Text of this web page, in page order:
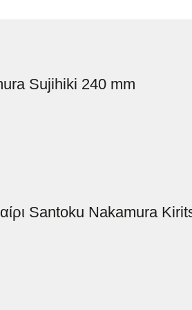
Sujihiki 240 mm
Santoku Nakamura